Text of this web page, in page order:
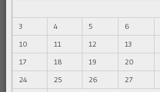
3
4 5 6
10
11 12 13
17
18 19 20
24
25 26 27